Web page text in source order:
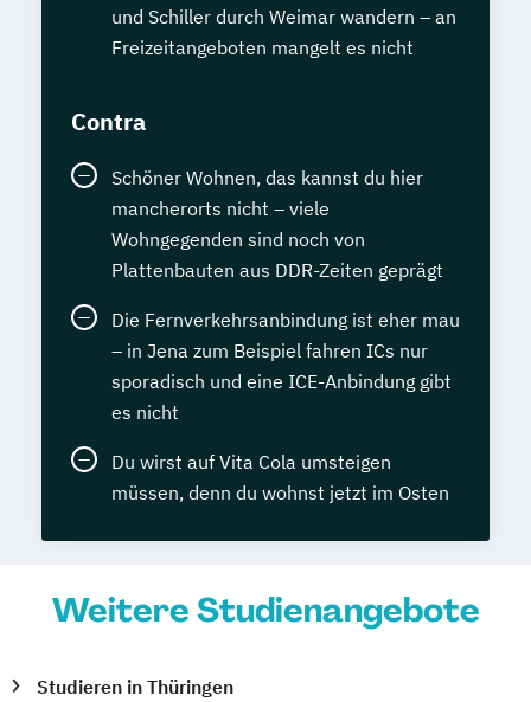
und Schiller durch Weimar wandern – an
Freizeitangeboten mangelt es nicht
Contra
Schöner Wohnen, das kannst du hier
mancherorts nicht – viele
Wohngegenden sind noch von
Plattenbauten aus DDR-Zeiten geprägt
Die Fernverkehrsanbindung ist eher mau
– in Jena zum Beispiel fahren ICs nur
sporadisch und eine ICE-Anbindung gibt
es nicht
Du wirst auf Vita Cola umsteigen
müssen, denn du wohnst jetzt im Osten
Weitere Studienangebote
Studieren in Thüringen